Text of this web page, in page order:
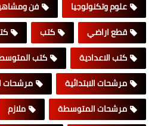
علوم وتكنولوجيا
فن
قطع اراضي
كتب
كتب الاعدادية
كتب
مرشحات الابتدائية
مرشحات
مرشحات المتوسطة
ملازم